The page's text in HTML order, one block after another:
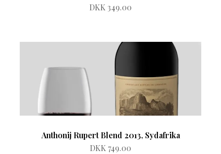
DKK 349.00
Anthonij Rupert Blend 2013, Sydafrika
DKK 749.00